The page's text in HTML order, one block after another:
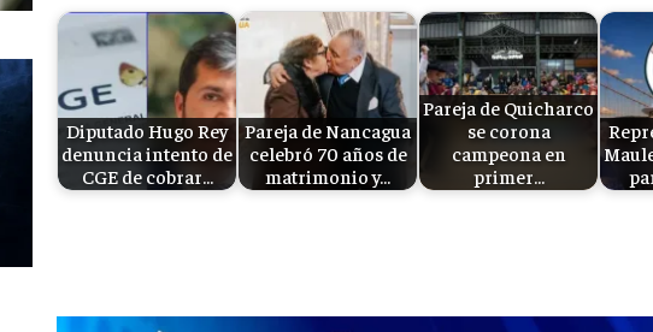
Diputado Hugo Rey
denuncia intento de
CGE de cobrar…
Pareja de Nancagua
celebró 70 años de
matrimonio y…
Pareja de Quicharco
se corona
campeona en
primer…